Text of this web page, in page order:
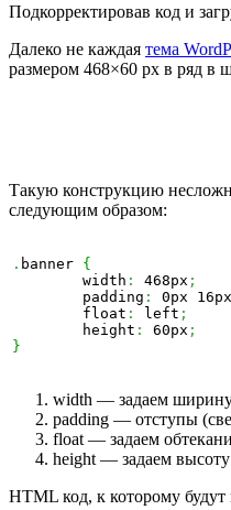
Подкорректировав код и
Далеко не каждая тема
размером 468×60 px в ряд в
Такую конструкцию
следующим образом:
. banner {
	width
: 468px ;
	padding
: 0px
	float
: left ;
	height
: 60px ;
}
width — задаем ширину
padding — отступы
float — задаем
height — задаем высоту
HTML код, к которому